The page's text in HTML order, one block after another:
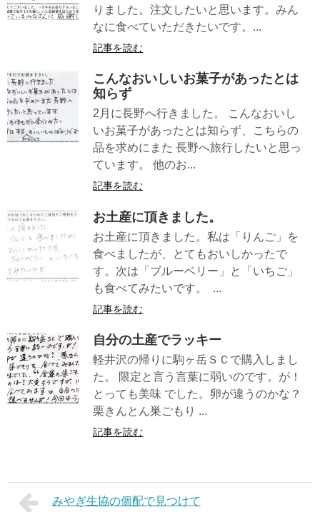
りました。注文したいと思います。みん
なに食べていただきたいです。...
記事を読む
こんなおいしいお菓子があったとは
知らず
2月に長野へ行きました。 こんなおいし
いお菓子があったとは知らず、こちらの
品を求めにまた 長野へ旅行したいと思っ
ています。 他のお...
記事を読む
お土産に頂きました。
お土産に頂きました。私は「りんご」を
食べましたが、とてもおいしかったで
す。次は「ブルーベリー」と「いちご」
も食べてみたいです。 ...
記事を読む
自分の土産でラッキー
軽井沢の帰りに駒ヶ岳ＳＣで購入しまし
た。 限定と言う言葉に弱いのです。が！
とっても美味 でした。卵が違うのかな？
栗きんとん巣ごもり ...
記事を読む
みやぎ生協の個配で見つけて